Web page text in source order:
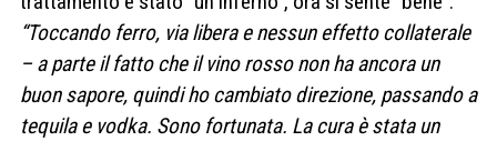
“Toccando ferro, via libera e nessun effetto collaterale
– a parte il fatto che il vino rosso non ha ancora un
buon sapore, quindi ho cambiato direzione, passando a
tequila e vodka. Sono fortunata. La cura è stata un